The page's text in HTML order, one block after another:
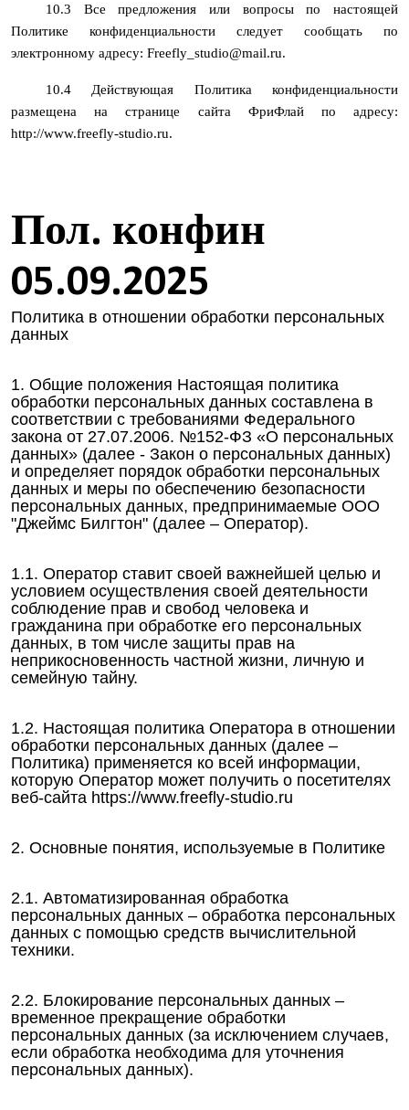
10.3 Все предложения или вопросы по настоящей
Политике конфиденциальности следует сообщать по
электронному адресу: Freefly_studio@mail.ru.
10.4 Действующая Политика конфиденциальности
размещена на странице сайта ФриФлай по адресу:
http://www.freefly-studio.ru.
Пол. конфин
05.09.2025
Политика в отношении обработки персональных
данных
1. Общие положения Настоящая политика
обработки персональных данных составлена в
соответствии с требованиями Федерального
закона от 27.07.2006. №152-ФЗ «О персональных
данных» (далее - Закон о персональных данных)
и определяет порядок обработки персональных
данных и меры по обеспечению безопасности
персональных данных, предпринимаемые OOO
"Джеймс Билгтон" (далее – Оператор).
1.1. Оператор ставит своей важнейшей целью и
условием осуществления своей деятельности
соблюдение прав и свобод человека и
гражданина при обработке его персональных
данных, в том числе защиты прав на
неприкосновенность частной жизни, личную и
семейную тайну.
1.2. Настоящая политика Оператора в отношении
обработки персональных данных (далее –
Политика) применяется ко всей информации,
которую Оператор может получить о посетителях
веб-сайта https://www.freefly-studio.ru
2. Основные понятия, используемые в Политике
2.1. Автоматизированная обработка
персональных данных – обработка персональных
данных с помощью средств вычислительной
техники.
2.2. Блокирование персональных данных –
временное прекращение обработки
персональных данных (за исключением случаев,
если обработка необходима для уточнения
персональных данных).